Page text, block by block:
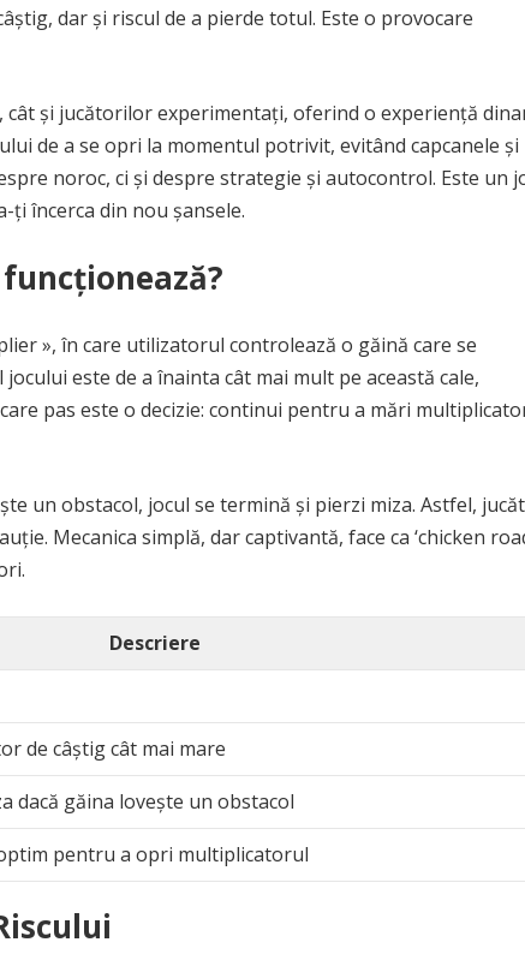
dar și riscul de a pierde totul. Este o provocare
și jucătorilor experimentați, oferind o experiență
de a se opri la momentul potrivit, evitând capcanele și
noroc, ci și despre strategie și autocontrol. Este un
ți încerca din nou șansele.
funcționează?
», în care utilizatorul controlează o găină care se
este de a înainta cât mai mult pe această cale,
pas este o decizie: continui pentru a mări
un obstacol, jocul se termină și pierzi miza. Astfel,
Mecanica simplă, dar captivantă, face ca ‘chicken
Descriere
de câștig cât mai mare
dacă găina lovește un obstacol
pentru a opri multiplicatorul